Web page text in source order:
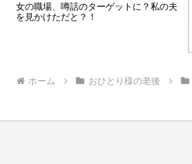
女の職場、噂話のターゲットに？私の夫
を見かけただと？！
ホーム おひとり様の老後